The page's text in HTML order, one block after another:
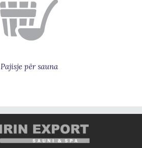
Pajisje për sauna